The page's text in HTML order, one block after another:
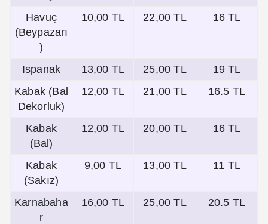
Havuç
(Beypazarı
)
10,00 TL 22,00 TL 16 TL
Ispanak 13,00 TL 25,00 TL
19 TL
Kabak (Bal
Dekorluk)
12,00 TL 21,00 TL 16.5 TL
Kabak
(Bal)
12,00 TL 20,00 TL 16 TL
Kabak
(Sakız)
9,00 TL 13,00 TL 11 TL
Karnabaha
r
16,00 TL 25,00 TL 20.5 TL